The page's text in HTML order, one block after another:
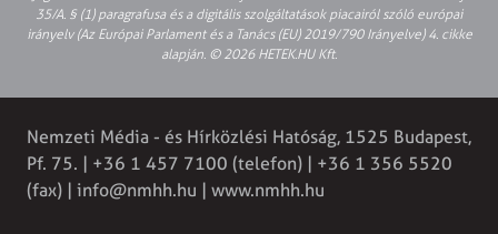
35/A. § (1) paragrafusa és a digitális szolgáltatások piacairól szóló európai
irányelv (Az Európai Parlament és a Tanács (EU) 2019/790 Irányelve) 4. cikke
alapján. © 2026 HETEK.HU Kft.
Nemzeti Média - és Hírközlési Hatóság, 1525 Budapest,
Pf. 75. | +36 1 457 7100 (telefon) | +36 1 356 5520
(fax) | info@nmhh.hu | www.nmhh.hu